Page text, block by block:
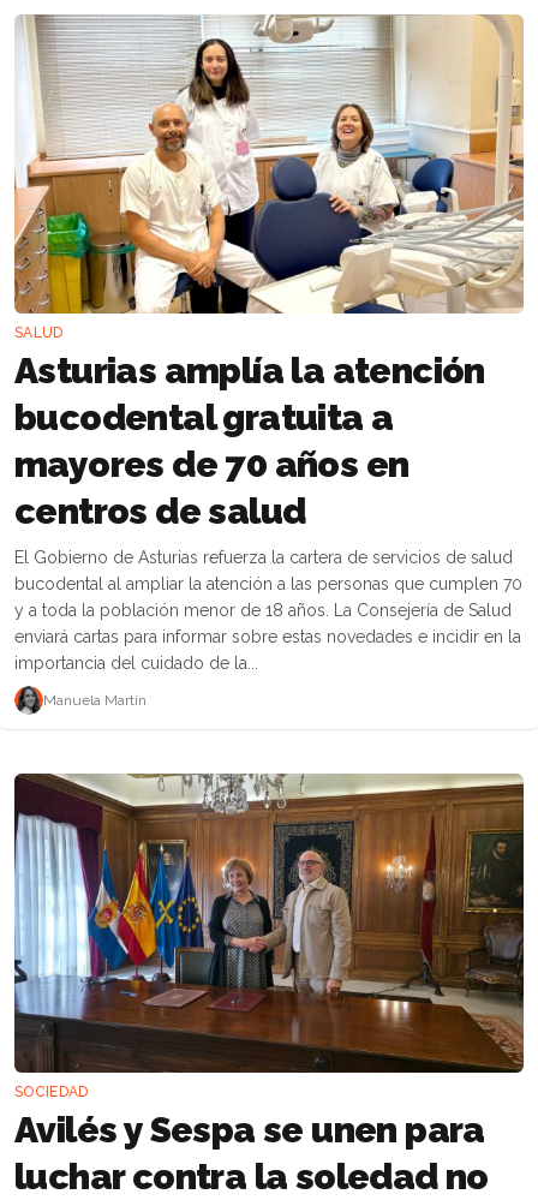
SALUD
Asturias amplía la atención
bucodental gratuita a
mayores de 70 años en
centros de salud
El Gobierno de Asturias refuerza la cartera de servicios de salud
bucodental al ampliar la atención a las personas que cumplen 70
y a toda la población menor de 18 años. La Consejería de Salud
enviará cartas para informar sobre estas novedades e incidir en la
importancia del cuidado de la...
Manuela Martín
SOCIEDAD
Avilés y Sespa se unen para
luchar contra la soledad no